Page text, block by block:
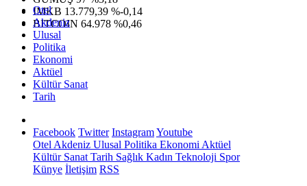
IMKB 13.779,39 %-0,14
BITCOIN 64.978 %0,46
Otel
Akdeniz
Ulusal
Politika
Ekonomi
Aktüel
Kültür Sanat
Tarih
Facebook Twitter InstagramYoutube
Otel Akdeniz Ulusal Politika Ekonomi Aktüel
Kültür Sanat Tarih Sağlık Kadın Teknoloji Spor
Künye İletişim RSS